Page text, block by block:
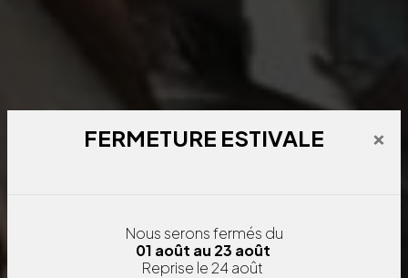
FERMETURE ESTIVALE ×
Nous serons fermés du
01 août au 23 août
Reprise le 24 août